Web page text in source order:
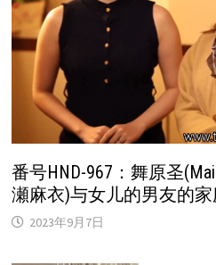
番号HND-967：舞原圣
瀬麻衣)与女儿的男友的
2023年9月7日